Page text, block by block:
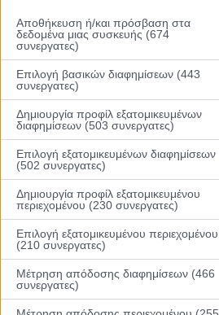
Αποθήκευση ή/και πρόσβαση στα
δεδομένα μιας συσκευής (674
συνεργατες)
Επιλογή βασικών διαφημίσεων (443
συνεργατες)
Δημιουργία προφίλ εξατομικευμένων
διαφημίσεων (503 συνεργατες)
Επιλογή εξατομικευμένων διαφημίσεων
(502 συνεργατες)
Δημιουργία προφίλ εξατομικευμένου
περιεχομένου (230 συνεργατες)
Επιλογή εξατομικευμένου περιεχομένου
(210 συνεργατες)
Μέτρηση απόδοσης διαφημίσεων (466
συνεργατες)
Menu